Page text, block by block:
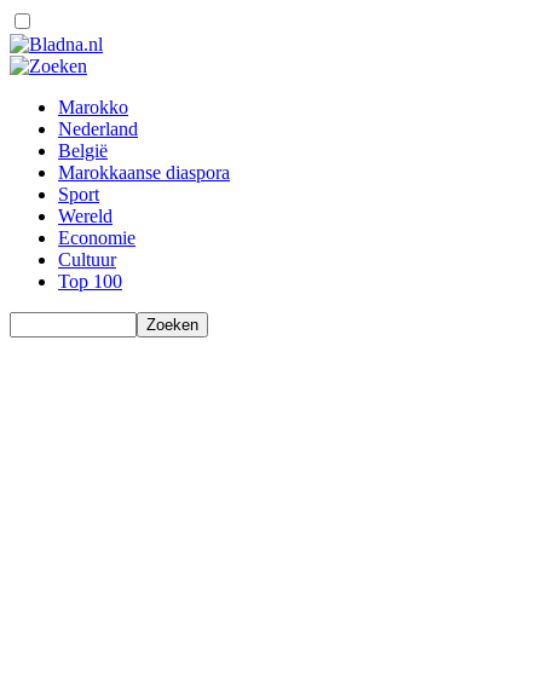
Marokko
Nederland
België
Marokkaanse diaspora
Sport
Wereld
Economie
Cultuur
Top 100